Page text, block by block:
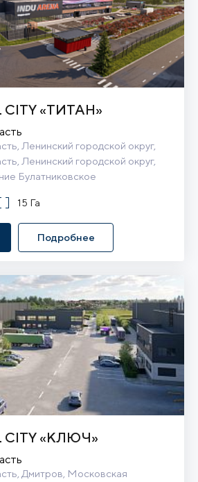
CITY «ТИТАН»
Ленинский городской округ,
Ленинский городской округ,
Булатниковское
15 Га
Подробнее
CITY «КЛЮЧ»
Дмитров, Московская